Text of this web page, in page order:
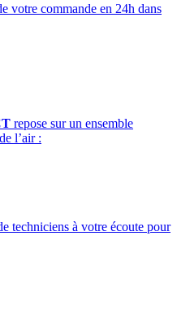
votre commande en 24h dans
repose sur un ensemble
l’air :
techniciens à votre écoute pour